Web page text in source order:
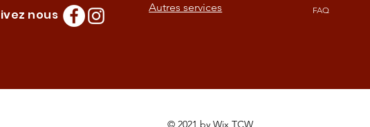
nous
Autres services
FAQ
© 2021 by Wix TCW